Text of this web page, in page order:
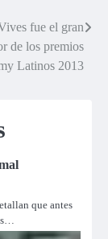
fue el gran
de los premios
Latinos 2013
que antes